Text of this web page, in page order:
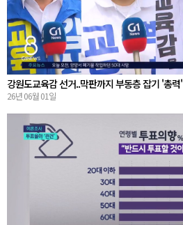
강원도교육감 선거..막판까지 부동층 잡기 '총력'
26년 06월 01일